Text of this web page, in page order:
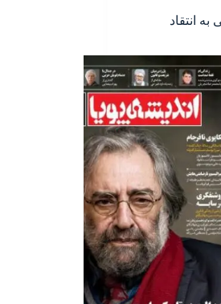
انتقاد